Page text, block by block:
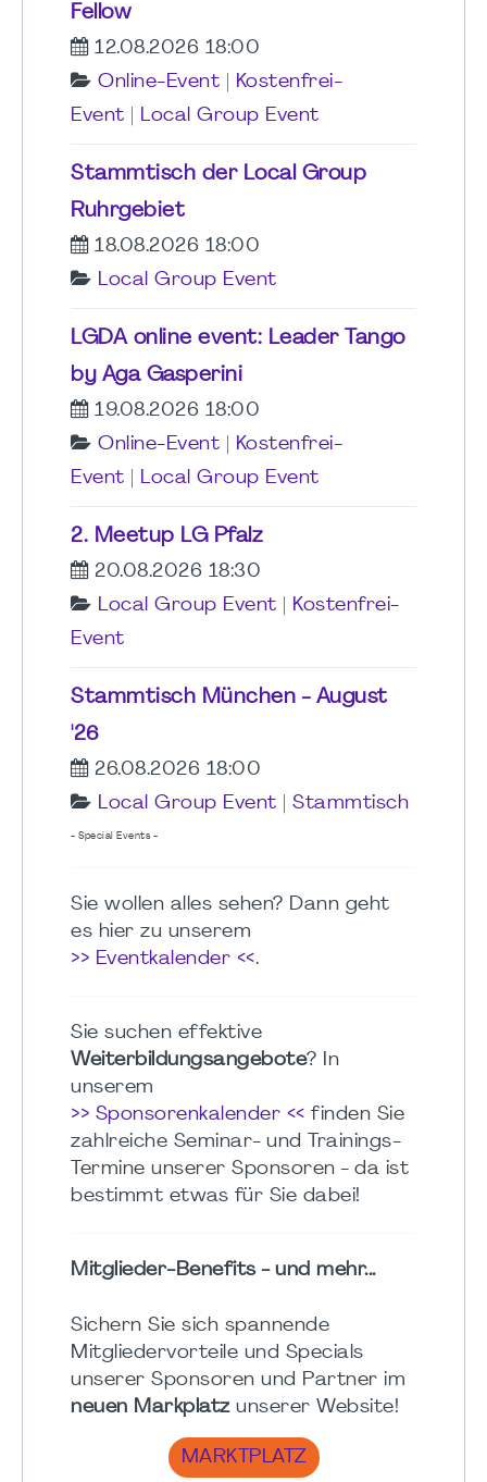
Fellow
12.08.2026 18:00
Online-Event
Kostenfrei-
Event
Local Group Event
Stammtisch der Local Group
Ruhrgebiet
18.08.2026 18:00
Local Group Event
LGDA online event: Leader Tango
by Aga Gasperini
19.08.2026 18:00
Online-Event
Kostenfrei-
Event
Local Group Event
2. Meetup LG Pfalz
20.08.2026 18:30
Local Group Event
Kostenfrei-
Event
Stammtisch München - August
'26
26.08.2026 18:00
Local Group Event
Stammtisch
- Special Events -
Sie wollen alles sehen? Dann geht
es hier zu unserem
>> Eventkalender <<.
Sie suchen effektive
Weiterbildungsangebote? In
unserem
>> Sponsorenkalender << finden Sie
zahlreiche Seminar- und Trainings-
Termine unserer Sponsoren - da ist
bestimmt etwas für Sie dabei!
Mitglieder-Benefits - und mehr...
Sichern Sie sich spannende
Mitgliedervorteile und Specials
unserer Sponsoren und Partner im
neuen Markplatzunserer Website!
MARKTPLATZ